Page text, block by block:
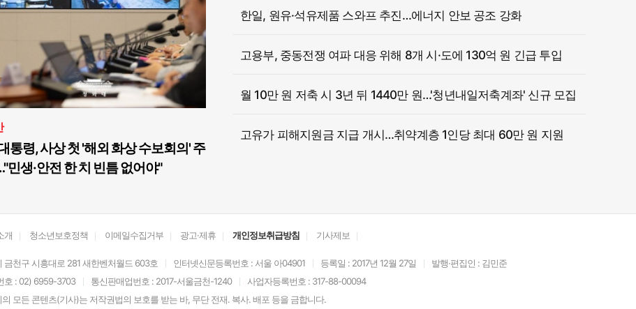
통령, 사상 첫 '해외 화상 수보회의' 주
민생·안전 한 치 빈틈 없어야"
한일, 원유·석유제품 스와프 추진…에너지 안보 공조 강화
고용부, 중동전쟁 여파 대응 위해 8개 시·도에 130억 원 긴급 투입
월 10만 원 저축 시 3년 뒤 1440만 원…'청년내일저축계좌' 신규 모집
고유가 피해지원금 지급 개시…취약계층 1인당 최대 60만 원 지원
개 청소년보호정책 이메일수집거부 광고·제휴 개인정보취급방침 기사제보
금천구 시흥대로 281 새한벤처월드 603호 인터넷신문등록번호 : 서울 아04901 등록일 : 2017년 12월 27일
발행·편집인 : 김민준
호 : 02) 6959-3703
통신판매업번호 : 2017-서울금천-1240
사업자등록번호 : 317-88-00094
모든 콘텐츠(기사)는 저작권법의 보호를 받는 바, 무단 전재. 복사. 배포 등을 금합니다.